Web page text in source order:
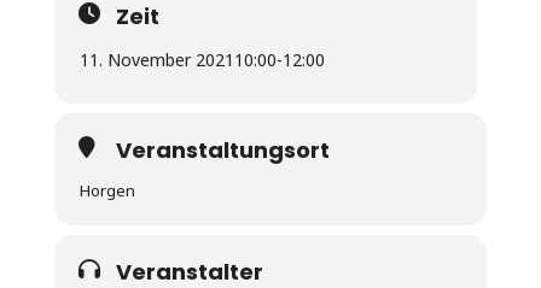
Zeit
11. November 2021 10:00-12:00
Veranstaltungsort
Horgen
Veranstalter